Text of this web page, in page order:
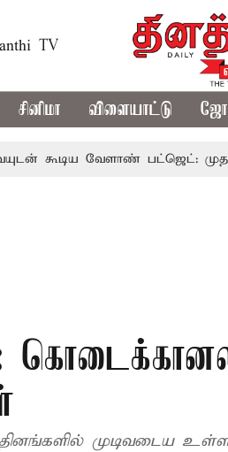
TV
சினிமா விளையாட்டு
வேளாண் பட்ஜெட்: முதல்-
முடிவடைய உள்ள